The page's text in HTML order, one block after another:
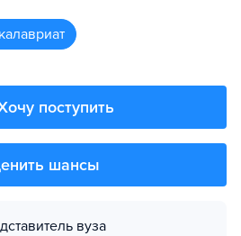
поступить
шансы
вуза